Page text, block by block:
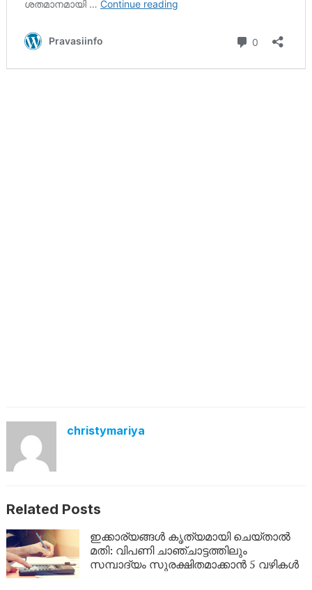
christymariya
Related Posts
ഇക്കാര്യങ്ങൾ കൃത്യമായി ചെയ്താൽ
മതി: വിപണി ചാഞ്ചാട്ടത്തിലും
സമ്പാദ്യം സുരക്ഷിതമാക്കാൻ 5 വഴികൾ